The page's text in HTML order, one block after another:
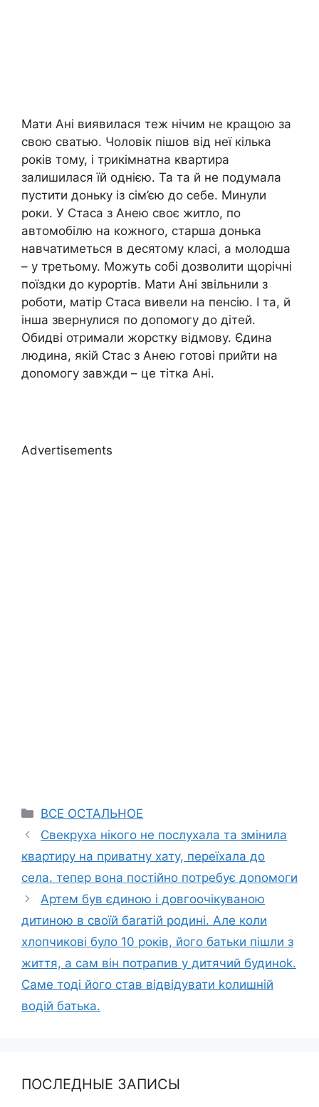
Мати Ані виявилася теж нічим не кращою за
свою сватью. Чоловік пішов від неї кілька
років тому, і трикімнатна квартира
залишилася їй однією. Та та й не подумала
пустити доньку із сім’єю до себе. Минули
роки. У Стаса з Анею своє житло, по
автомобілю на кожного, старша донька
навчатиметься в десятому класі, а молодша
– у третьому. Можуть собі дозволити щорічні
поїздки до курортів. Мати Ані звільнили з
роботи, матір Стаса вивели на пенсію. І та, й
інша звернулися по допомогу до дітей.
Обидві отримали жорстку відмову. Єдина
людина, якій Стас з Анею готові прийти на
доnомогу завжди – це тітка Ані.
Advertisements
Categories
ВСЕ ОСТАЛЬНОЕ
Свекруха нікого не послухала та змінила
квартиру на приватну хату, переїхала до
села. тепер вона постійно потребує доnомоги
Артем був єдиною і довгоочікуваною
дитиною в своїй баrатій родині. Але коли
хлопчикові було 10 років, його батьки пішли з
життя, а сам він потрапив у дитячий будиноk.
Саме тоді його став відвідувати kолишній
водій батька.
ПОСЛЕДНЫЕ ЗАПИСЫ